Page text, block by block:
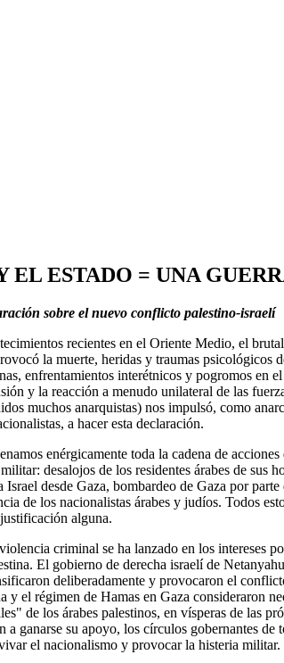
EL ESTADO = UNA
sobre el nuevo conflicto palestino-israelí
recientes en el Oriente Medio, el
la muerte, heridas y traumas psicológicos
enfrentamientos interétnicos y pogromos en
y la reacción a menudo unilateral de las
muchos anarquistas) nos impulsó, como
a hacer esta declaración.
enérgicamente toda la cadena de
desalojos de los residentes árabes de sus
Israel desde Gaza, bombardeo de Gaza por
de los nacionalistas árabes y judíos. Todos
alguna.
criminal se ha lanzado en los intereses
El gobierno de derecha israelí de
deliberadamente y provocaron el
y el régimen de Hamas en Gaza consideraron
de los árabes palestinos, en vísperas de las
a ganarse su apoyo, los círculos gobernantes de
el nacionalismo y provocar la histeria militar.